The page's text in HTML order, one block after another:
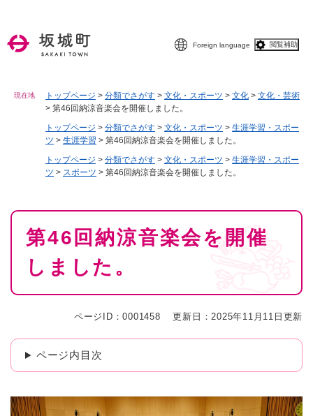
Foreign language 閲覧補助
現在地 トップページ > 分類でさがす > 文化・スポーツ > 文化 > 文化・芸術
> 第46回納涼音楽会を開催しました。
トップページ > 分類でさがす > 文化・スポーツ > 生涯学習・スポー
ツ > 生涯学習 > 第46回納涼音楽会を開催しました。
トップページ > 分類でさがす > 文化・スポーツ > 生涯学習・スポー
ツ > スポーツ > 第46回納涼音楽会を開催しました。
本
第46回納涼音楽会を開催
しました。
ページID：0001458 更新日：2025年11月11日更新
ページ内目次